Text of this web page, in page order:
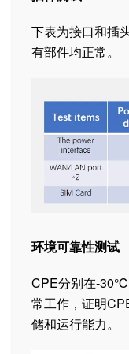
下表为接口和插
有部件均正常。
环境可靠性测试
CPE分别在-
常工作，证明
储和运行能力。